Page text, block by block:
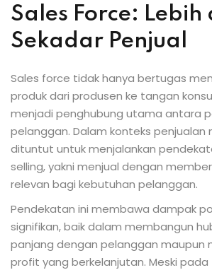
Sales Force: Lebih
Sekadar Penjual
Sales force tidak hanya bertugas
produk dari produsen ke tangan
menjadi penghubung utama antara
pelanggan. Dalam konteks penjualan
dituntut untuk menjalankan
selling, yakni menjual dengan
relevan bagi kebutuhan pelanggan.
Pendekatan ini membawa dampak
signifikan, baik dalam membangun
panjang dengan pelanggan maupun
profit yang berkelanjutan. Meski